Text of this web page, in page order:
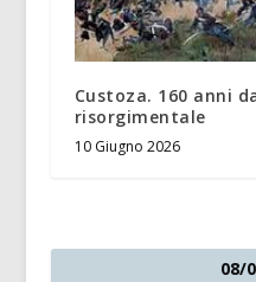
Custoza. 160 anni
risorgimentale
10 Giugno 2026
08/